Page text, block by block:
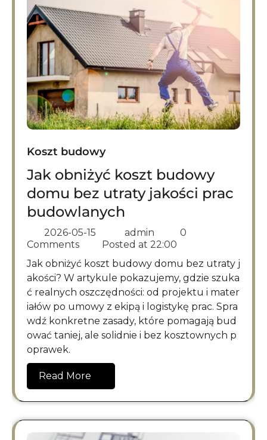
Koszt budowy
Jak obniżyć koszt budowy
domu bez utraty jakości prac
budowlanych
2026-05-15 admin
0
Comments
Posted at 22:00
Jak obniżyć koszt budowy domu bez utraty j
akości? W artykule pokazujemy, gdzie szuka
ć realnych oszczędności: od projektu i mater
iałów po umowy z ekipą i logistykę prac. Spra
wdź konkretne zasady, które pomagają bud
ować taniej, ale solidnie i bez kosztownych p
oprawek.
Read More